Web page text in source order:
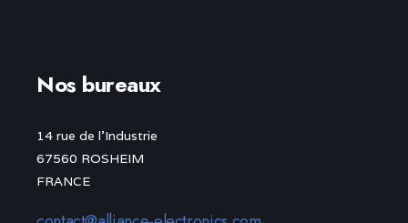
Nos bureaux
14 rue de l’Industrie
67560 ROSHEIM
FRANCE